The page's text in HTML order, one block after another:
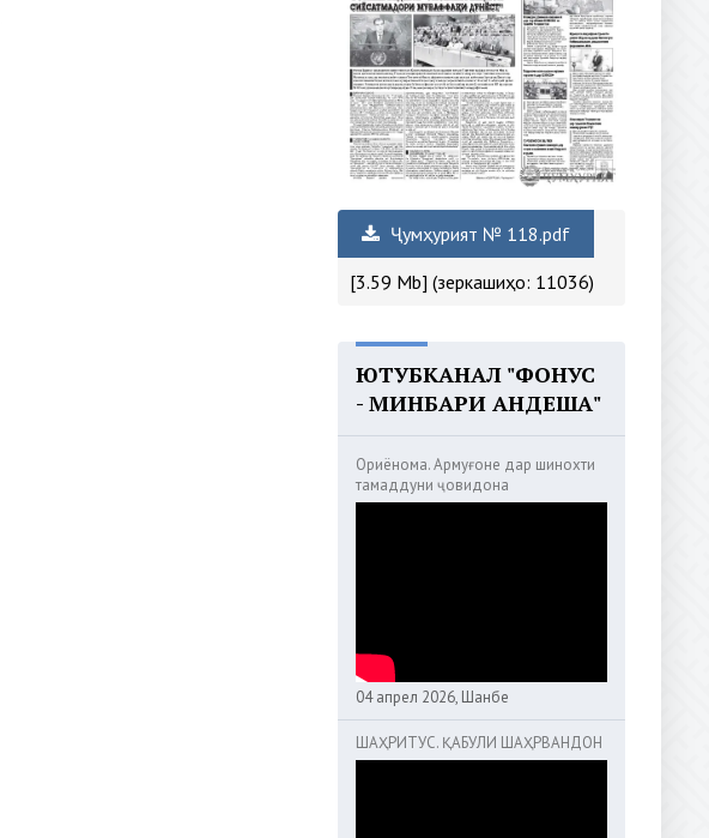
Ҷумҳурият № 118.pdf
[3.59 Mb] (зеркашиҳо: 11036)
ЮТУБКАНАЛ "ФОНУС
- МИНБАРИ АНДЕША"
Ориёнома. Армуғоне дар шинохти
тамаддуни ҷовидона
04 апрел 2026, Шанбе
ШАҲРИТУС. ҚАБУЛИ ШАҲРВАНДОН